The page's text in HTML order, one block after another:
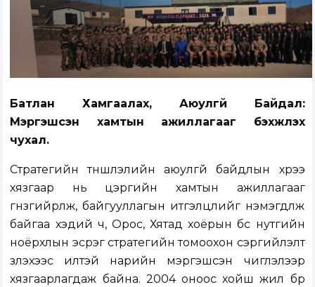
Батлан Хамгаалах, Аюулгүй Байдал:
Мэргэшсэн хамтын ажиллагааг бэхжүүлэх
чухал.
Стратегийн түншлэлийн аюулгүй байдлын хүрээ
хязгаар нь цэргийн хамтын ажиллагааг
гүнзгийрүүлж, байгууллагын итгэлцлийг нэмэгдүүлж
байгаа хэдий ч, Орос, Хятад хоёрын бүс нутгийн
ноёрхлын эсрэг стратегийн томоохон сэргийлэлт
үзүүлэхээс илүүтэй нарийн мэргэшсэн чиглэлээр
хязгаарлагдаж байна. 2004 оноос хойш жил бүр